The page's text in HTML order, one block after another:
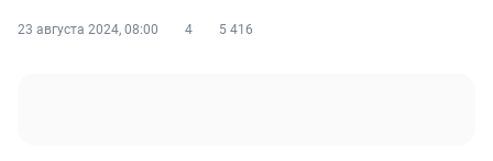
23 августа 2024, 08:00 4 5 416